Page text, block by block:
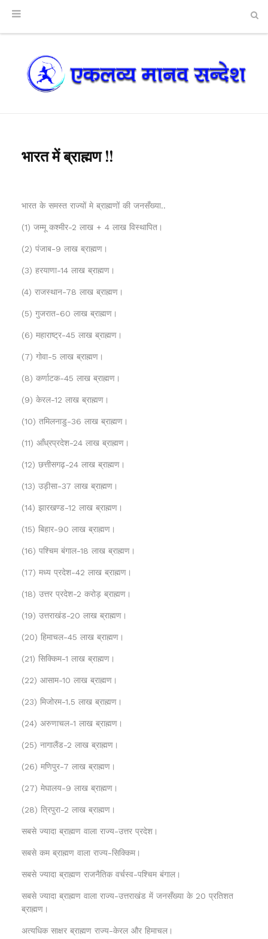
भारत में ब्राह्मण !!
भारत के समस्त राज्यों मे ब्राह्मणों की जनसँख्या..
(1) जम्मू कश्मीर-2 लाख + 4 लाख विस्थापित।
(2) पंजाब-9 लाख ब्राह्मण।
(3) हरयाणा-14 लाख ब्राह्मण।
(4) राजस्थान-78 लाख ब्राह्मण।
(5) गुजरात-60 लाख ब्राह्मण।
(6) महाराष्ट्र-45 लाख ब्राह्मण।
(7) गोवा-5 लाख ब्राह्मण।
(8) कर्णाटक-45 लाख ब्राह्मण।
(9) केरल-12 लाख ब्राह्मण।
(10) तमिलनाडु-36 लाख ब्राह्मण।
(11) आँध्रप्रदेश-24 लाख ब्राह्मण।
(12) छत्तीसगढ़-24 लाख ब्राह्मण।
(13) उड़ीसा-37 लाख ब्राह्मण।
(14) झारखण्ड-12 लाख ब्राह्मण।
(15) बिहार-90 लाख ब्राह्मण।
(16) पश्चिम बंगाल-18 लाख ब्राह्मण।
(17) मध्य प्रदेश-42 लाख ब्राह्मण।
(18) उत्तर प्रदेश-2 करोड़ ब्राह्मण।
(19) उत्तराखंड-20 लाख ब्राह्मण।
(20) हिमाचल-45 लाख ब्राह्मण।
(21) सिक्किम-1 लाख ब्राह्मण।
(22) आसाम-10 लाख ब्राह्मण।
(23) मिजोरम-1.5 लाख ब्राह्मण।
(24) अरुणाचल-1 लाख ब्राह्मण।
(25) नागालैंड-2 लाख ब्राह्मण।
(26) मणिपुर-7 लाख ब्राह्मण।
(27) मेघालय-9 लाख ब्राह्मण।
(28) त्रिपुरा-2 लाख ब्राह्मण।
सबसे ज्यादा ब्राह्मण वाला राज्य-उत्तर प्रदेश।
सबसे कम ब्राह्मण वाला राज्य-सिक्किम।
सबसे ज्यादा ब्राह्मण राजनैतिक वर्चस्व-पश्चिम बंगाल।
सबसे ज्यादा ब्राह्मण वाला राज्य-उत्तराखंड में जनसँख्या के 20 प्रतिशत
ब्राह्मण।
अत्यधिक साक्षर ब्राह्मण राज्य-केरल और हिमाचल।